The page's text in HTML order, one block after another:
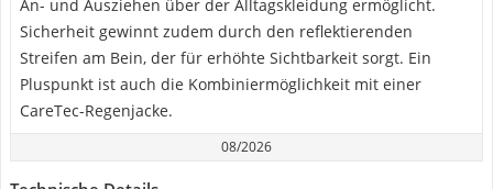
An- und Ausziehen über der Alltagskleidung ermöglicht.
Sicherheit gewinnt zudem durch den reflektierenden
Streifen am Bein, der für erhöhte Sichtbarkeit sorgt. Ein
Pluspunkt ist auch die Kombiniermöglichkeit mit einer
CareTec-Regenjacke.
08/2026